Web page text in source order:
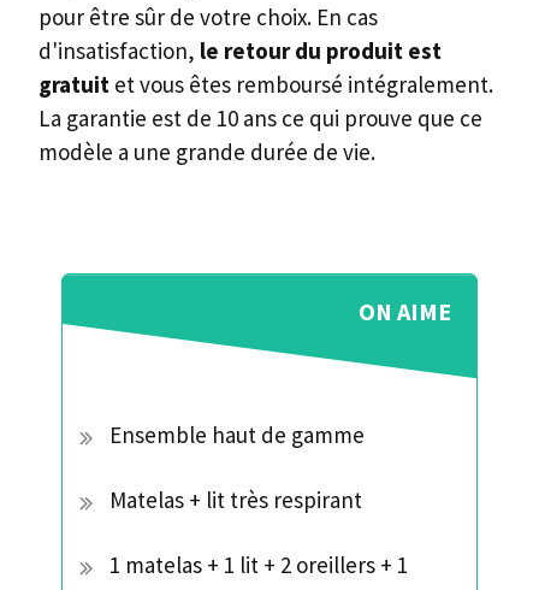
pour être sûr de votre choix. En cas
d'insatisfaction, le retour du produit est
gratuit et vous êtes remboursé intégralement.
La garantie est de 10 ans ce qui prouve que ce
modèle a une grande durée de vie.
ON AIME
Ensemble haut de gamme
Matelas + lit très respirant
1 matelas + 1 lit + 2 oreillers + 1